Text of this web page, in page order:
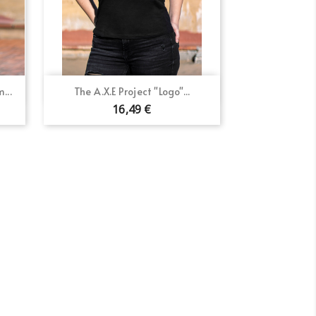
The A.X.E Project "Logo"...
16,49 €
Vista rápida